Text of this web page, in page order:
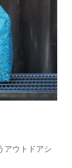
アウトドアシ